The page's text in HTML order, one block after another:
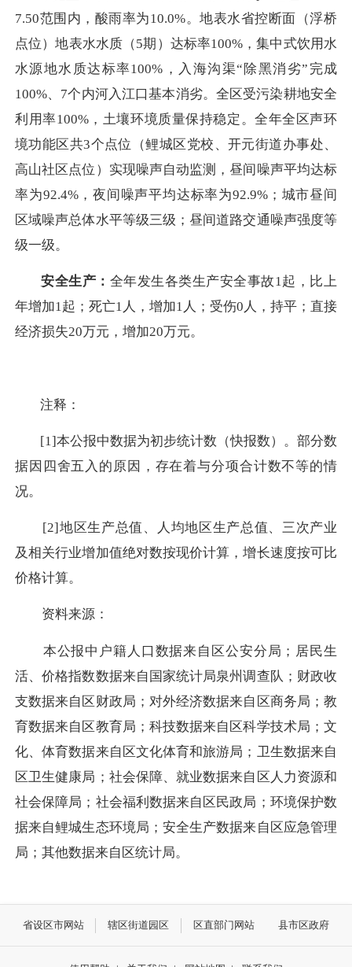
7.50范围内，酸雨率为10.0%。地表水省控断面（浮桥
点位）地表水水质（5期）达标率100%，集中式饮用水
水源地水质达标率100%，入海沟渠“除黑消劣”完成
100%、7个内河入江口基本消劣。全区受污染耕地安全
利用率100%，土壤环境质量保持稳定。全年全区声环
境功能区共3个点位（鲤城区党校、开元街道办事处、
高山社区点位）实现噪声自动监测，昼间噪声平均达标
率为92.4%，夜间噪声平均达标率为92.9%；城市昼间
区域噪声总体水平等级三级；昼间道路交通噪声强度等
级一级。
安全生产： 全年发生各类生产安全事故1起，比上
年增加1起；死亡1人，增加1人；受伤0人，持平；直接
经济损失20万元，增加20万元。
注释：
[1]本公报中数据为初步统计数（快报数）。部分数
据因四舍五入的原因，存在着与分项合计数不等的情
况。
[2]地区生产总值、人均地区生产总值、三次产业
及相关行业增加值绝对数按现价计算，增长速度按可比
价格计算。
资料来源：
本公报中户籍人口数据来自区公安分局；居民生
活、价格指数数据来自国家统计局泉州调查队；财政收
支数据来自区财政局；对外经济数据来自区商务局；教
育数据来自区教育局；科技数据来自区科学技术局；文
化、体育数据来自区文化体育和旅游局；卫生数据来自
区卫生健康局；社会保障、就业数据来自区人力资源和
社会保障局；社会福利数据来自区民政局；环境保护数
据来自鲤城生态环境局；安全生产数据来自区应急管理
局；其他数据来自区统计局。
省设区市网站 辖区街道园区 区直部门网站 县市区政府